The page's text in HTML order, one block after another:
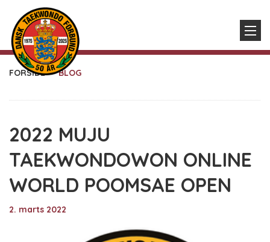
FORSIDE BLOG
2022 MUJU
TAEKWONDOWON ONLINE
WORLD POOMSAE OPEN
2. marts 2022